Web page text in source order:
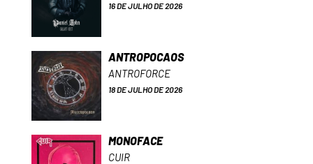
16 DE JULHO DE 2026
ANTROPOCAOS
ANTROFORCE
18 DE JULHO DE 2026
MONOFACE
CUIR